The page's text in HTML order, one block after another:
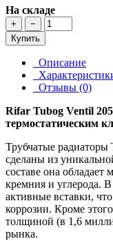
На складе
+
−
Купить
Описание
Отзывы (0)
Rifar Tubog Ventil
термостатическим
Трубчатые
сделаны из
составе она
кремния и углерода.
активные вставки,
коррозии. Кроме
толщиной (в 1,6
рынка.